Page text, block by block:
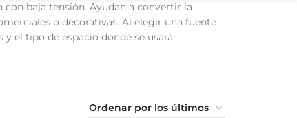
baja tensión. Ayudan a convertir la
o decorativas. Al elegir una fuente
el tipo de espacio donde se usará.